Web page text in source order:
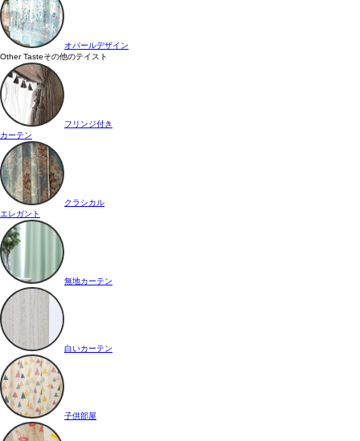
オパールデザイン
Other Tasteその他のテイスト
フリンジ付き
カーテン
クラシカル
エレガント
無地カーテン
白いカーテン
子供部屋